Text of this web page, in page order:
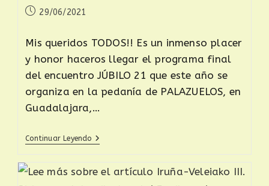
29/06/2021
Mis queridos TODOS!! Es un inmenso placer
y honor haceros llegar el programa final
del encuentro JÚBILO 21 que este año se
organiza en la pedanía de PALAZUELOS, en
Guadalajara,…
Continuar Leyendo